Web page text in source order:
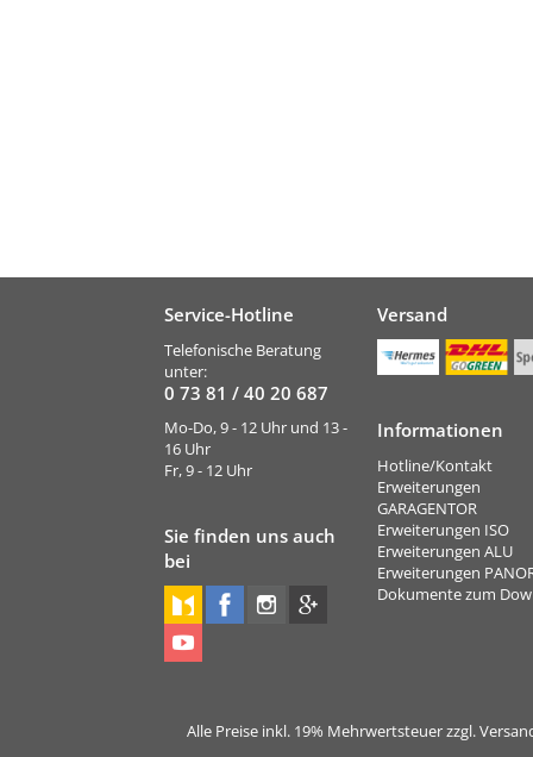
Service-Hotline
Telefonische Beratung
unter:
0 73 81 / 40 20 687
Mo-Do, 9 - 12 Uhr und 13 -
16 Uhr
Fr, 9 - 12 Uhr
Sie finden uns auch
bei
Versand
Informationen
Hotline/Kontakt
Erweiterungen
GARAGENTOR
Erweiterungen ISO
Erweiterungen ALU
Erweiterungen
Dokumente zum
Alle Preise inkl. 19% Mehrwertsteuer zzgl.